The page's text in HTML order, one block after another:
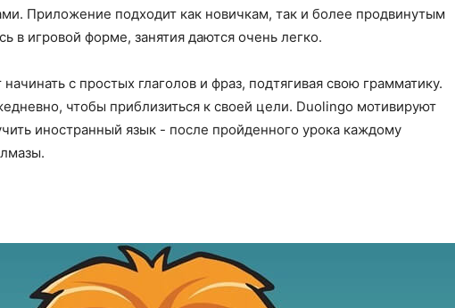
Приложение подходит как новичкам, так и более продвинутым
в игровой форме, занятия даются очень легко.
с простых глаголов и фраз, подтягивая свою грамматику.
чтобы приблизиться к своей цели. Duolingo мотивируют
иностранный язык - после пройденного урока каждому